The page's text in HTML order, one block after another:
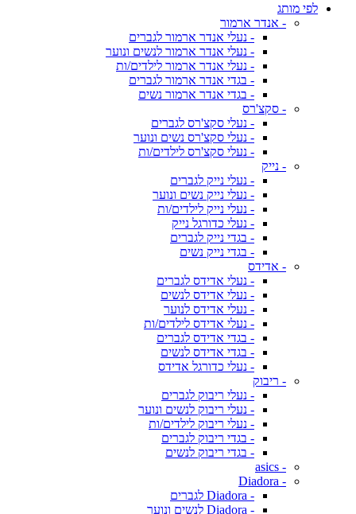
לפי מותג
- אנדר ארמור
- נעלי אנדר ארמור לגברים
- נעלי אנדר ארמור לנשים ונוער
- נעלי אנדר ארמור לילדים/ות
- בגדי אנדר ארמור לגברים
- בגדי אנדר ארמור נשים
- סקצ'רס
- נעלי סקצ'רס לגברים
- נעלי סקצ'רס נשים ונוער
- נעלי סקצ'רס לילדים/ות
- נייק
- נעלי נייק לגברים
- נעלי נייק נשים ונוער
- נעלי נייק לילדים/ות
- נעלי כדורגל נייק
- בגדי נייק לגברים
- בגדי נייק נשים
- אדידס
- נעלי אדידס לגברים
- נעלי אדידס לנשים
- נעלי אדידס לנוער
- נעלי אדידס לילדים/ות
- בגדי אדידס לגברים
- בגדי אדידס לנשים
- נעלי כדורגל אדידס
- ריבוק
- נעלי ריבוק לגברים
- נעלי ריבוק לנשים ונוער
- נעלי ריבוק לילדים/ות
- בגדי ריבוק לגברים
- בגדי ריבוק לנשים
- asics
- Diadora
- Diadora לגברים
- Diadora לנשים ונוער